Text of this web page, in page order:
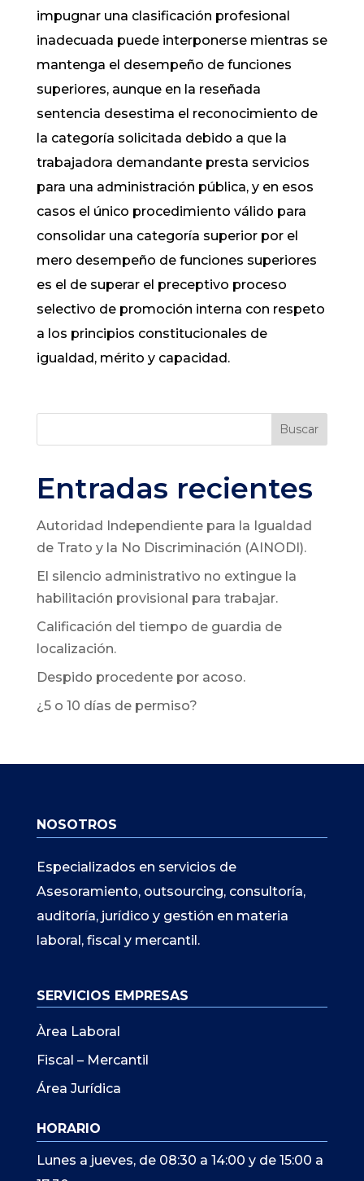
impugnar una clasificación profesional
inadecuada puede interponerse mientras se
mantenga el desempeño de funciones
superiores, aunque en la reseñada
sentencia desestima el reconocimiento de
la categoría solicitada debido a que la
trabajadora demandante presta servicios
para una administración pública, y en esos
casos el único procedimiento válido para
consolidar una categoría superior por el
mero desempeño de funciones superiores
es el de superar el preceptivo proceso
selectivo de promoción interna con respeto
a los principios constitucionales de
igualdad, mérito y capacidad.
Buscar
Entradas recientes
Autoridad Independiente para la Igualdad
de Trato y la No Discriminación (AINODI).
El silencio administrativo no extingue la
habilitación provisional para trabajar.
Calificación del tiempo de guardia de
localización.
Despido procedente por acoso.
¿5 o 10 días de permiso?
NOSOTROS
Especializados en servicios de
Asesoramiento, outsourcing, consultoría,
auditoría, jurídico y gestión en materia
laboral, fiscal y mercantil.
SERVICIOS EMPRESAS
Àrea Laboral
Fiscal – Mercantil
Área Jurídica
HORARIO
Lunes a jueves, de 08:30 a 14:00 y de 15:00 a